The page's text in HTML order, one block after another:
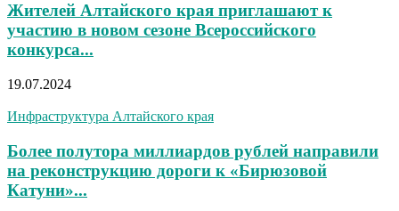
Жителей Алтайского края приглашают к
участию в новом сезоне Всероссийского
конкурса...
19.07.2024
Инфраструктура Алтайского края
Более полутора миллиардов рублей направили
на реконструкцию дороги к «Бирюзовой
Катуни»...